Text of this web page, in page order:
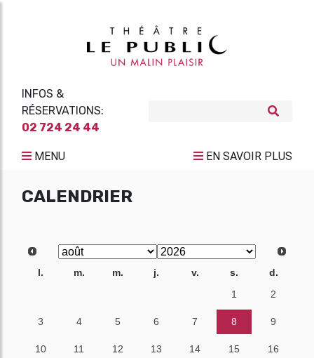
INFOS &
RÉSERVATIONS:
02 724 24 44
MENU EN SAVOIR PLUS
CALENDRIER
l. m. m. j. v. s.
d.
1 2
3 4 5 6 7 8 9
10 11 12 13 14 15 16